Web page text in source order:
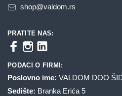
shop@valdom.rs
PRATITE NAS:
PODACI O FIRMI:
Poslovno ime: VALDOM DOO
Sedište: Branka Erića 5